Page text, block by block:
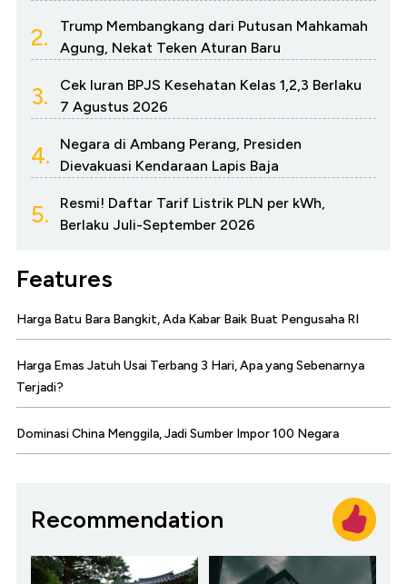
2.
Trump Membangkang dari Putusan Mahkamah
Agung, Nekat Teken Aturan Baru
3.
Cek Iuran BPJS Kesehatan Kelas 1,2,3 Berlaku
7 Agustus 2026
4.
Negara di Ambang Perang, Presiden
Dievakuasi Kendaraan Lapis Baja
5.
Resmi! Daftar Tarif Listrik PLN per kWh,
Berlaku Juli-September 2026
Features
Harga Batu Bara Bangkit, Ada Kabar Baik Buat Pengusaha RI
Harga Emas Jatuh Usai Terbang 3 Hari, Apa yang Sebenarnya
Terjadi?
Dominasi China Menggila, Jadi Sumber Impor 100 Negara
Recommendation